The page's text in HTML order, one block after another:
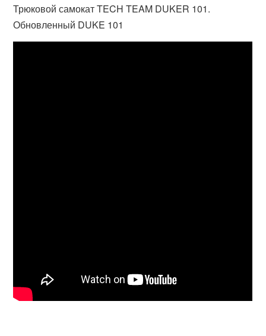
Трюковой самокат TECH TEAM DUKER 101.
Обновленный DUKE 101